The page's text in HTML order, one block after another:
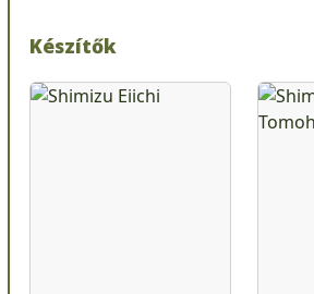
Készítők